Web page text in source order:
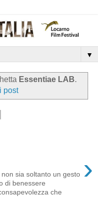
▼
Essentiae LAB.
post
›
sia soltanto un gesto
di benessere
che